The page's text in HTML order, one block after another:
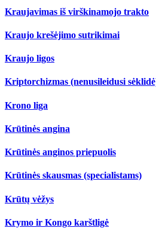
Kraujavimas iš virškinamojo trakto
Kraujo krešėjimo sutrikimai
Kraujo ligos
Kriptorchizmas (nenusileidusi
Krono liga
Krūtinės angina
Krūtinės anginos priepuolis
Krūtinės skausmas (specialistams)
Krūtų vėžys
Krymo ir Kongo karštligė